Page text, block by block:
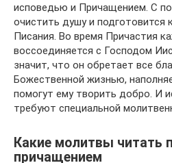
исповедью и Причащением. С
очистить душу и подготовится
Писания. Во время Причастия
воссоединяется с Господом
значит, что он обретает все
Божественной жизнью,
помогут ему творить добро. И
требуют специальной
Какие молитвы читать
причащением